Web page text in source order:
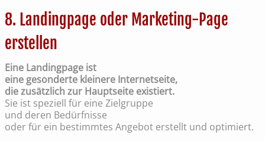
8. Landingpage oder Marketing-Page
erstellen
Eine Landingpage ist
eine gesonderte kleinere Internetseite,
die zusätzlich zur Hauptseite existiert.
Sie ist speziell für eine Zielgruppe
und deren Bedürfnisse
oder für ein bestimmtes Angebot erstellt und optimiert.